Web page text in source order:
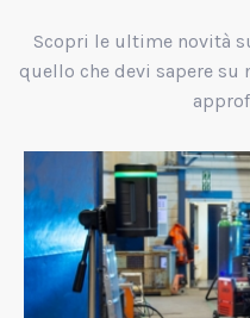
Scopri le ultime novità
quello che devi sapere